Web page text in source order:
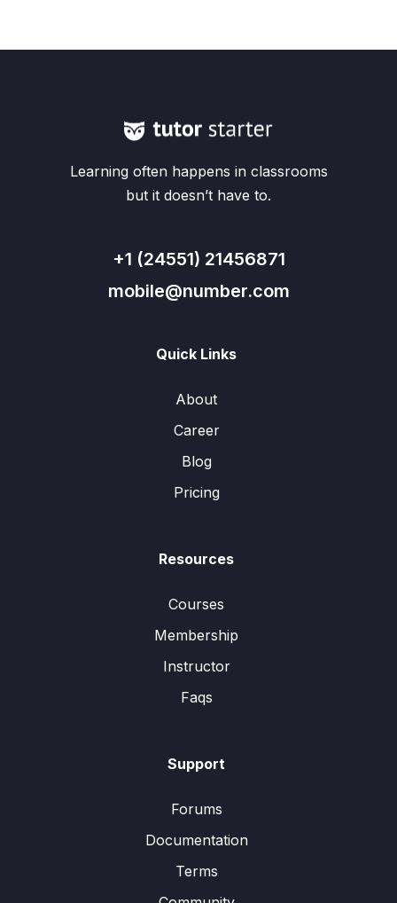
Learning often happens in classrooms
but it doesn’t have to.
+1 (24551) 21456871
mobile@number.com
Quick Links
About
Career
Blog
Pricing
Resources
Courses
Membership
Instructor
Faqs
Support
Forums
Documentation
Terms